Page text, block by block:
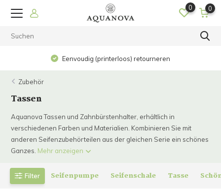
0 0
Eenvoudig (printerloos) retourneren
Zubehör
Tassen
Aquanova Tassen und Zahnbürstenhalter, erhältlich in
verschiedenen Farben und Materialien. Kombinieren Sie mit
anderen Seifenzubehörteilen aus der gleichen Serie ein schönes
Ganzes. Mehr anzeigen
Filter Seifenpumpe Seifenschale Tasse